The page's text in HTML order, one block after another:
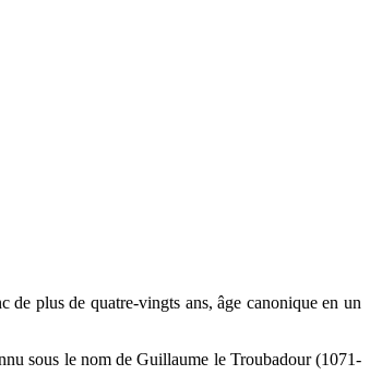
de plus de quatre-vingts ans, âge canonique en un
sous le nom de Guillaume le Troubadour (1071-